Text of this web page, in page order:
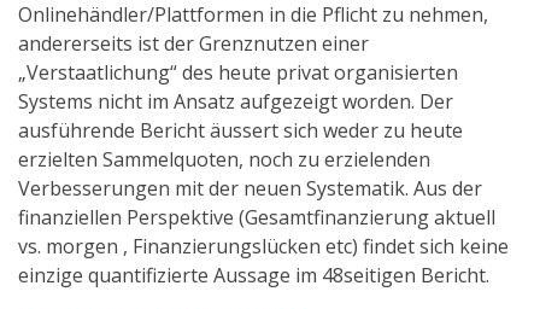
Onlinehändler/Plattformen in die Pflicht zu nehmen,
andererseits ist der Grenznutzen einer
„Verstaatlichung“ des heute privat organisierten
Systems nicht im Ansatz aufgezeigt worden. Der
ausführende Bericht äussert sich weder zu heute
erzielten Sammelquoten, noch zu erzielenden
Verbesserungen mit der neuen Systematik. Aus der
finanziellen Perspektive (Gesamtfinanzierung aktuell
vs. morgen , Finanzierungslücken etc) findet sich keine
einzige quantifizierte Aussage im 48seitigen Bericht.